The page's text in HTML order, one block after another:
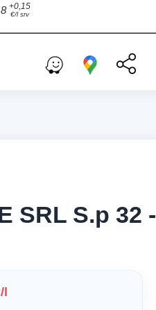
8 +0,15
€/l srv
SRL S.p 32 -
l